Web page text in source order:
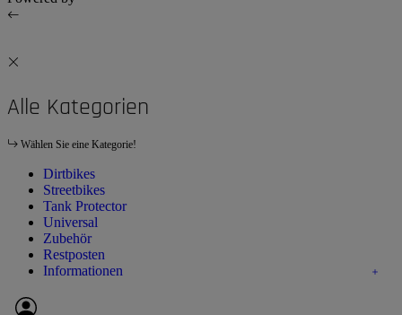
Alle Kategorien
Wählen Sie eine Kategorie!
Dirtbikes
Streetbikes
Tank Protector
Universal
Zubehör
Restposten
Informationen